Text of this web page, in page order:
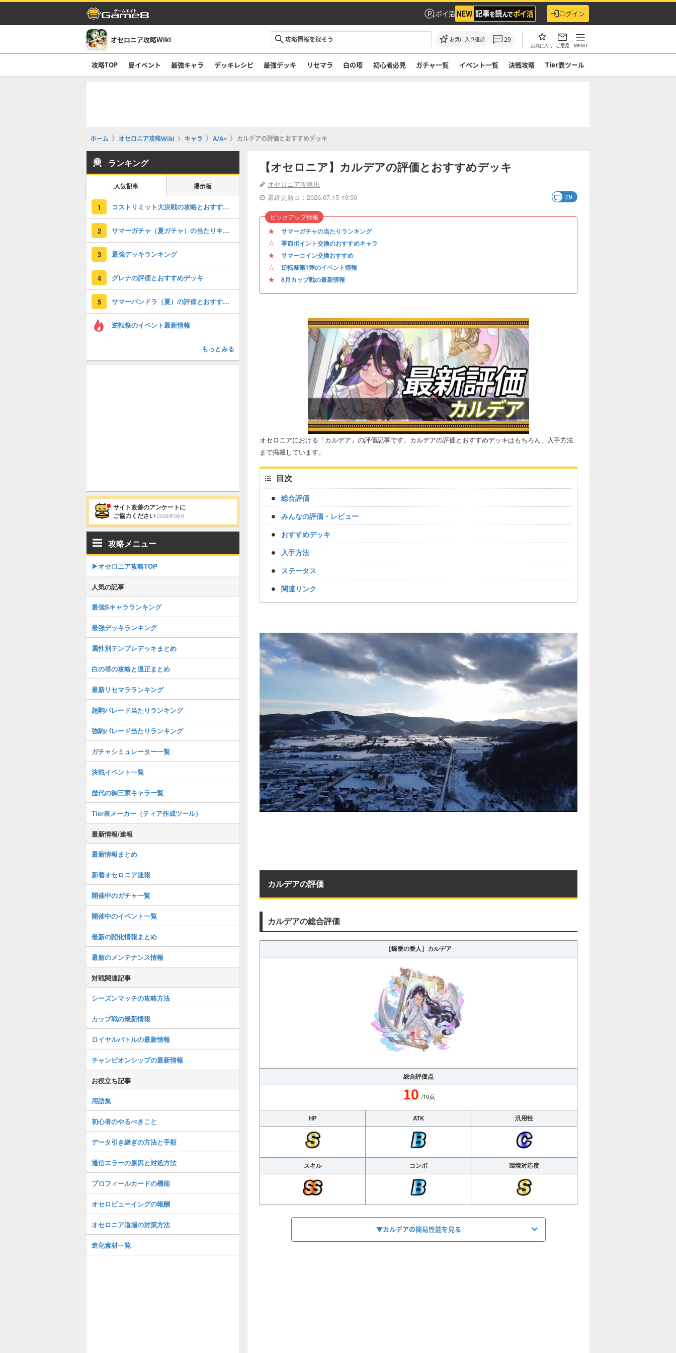
ポイ活 ログイン
オセロニア攻略Wiki お気に入り追加 29
お気に入り ご意見 MENU
攻略TOP 夏イベント 最強キャラ デッキレシピ 最強デッキ リセマラ 白の塔 初心者必見 ガチャ一覧 イベント一覧 決戦攻略 Tier表ツール
ホーム オセロニア攻略Wiki キャラ A/A+ カルデアの評価とおすすめデッキ
【オセロニア】カルデアの評価とおすすめデッキ
オセロニア攻略班
最終更新日：2026.07.15 19:50
29
★ サマーガチャの当たりランキング
☆ 季節ポイント交換のおすすめキャラ
★ サマーコイン交換おすすめ
☆ 逆転祭第1弾のイベント情報
★ 8月カップ戦の最新情報
ピックアップ情報
オセロニアにおける「カルデア」の評価記事です。カルデアの評価とおすすめデッキはもちろん、入手方法
まで掲載しています。
目次
総合評価
みんなの評価・レビュー
おすすめデッキ
入手方法
ステータス
関連リンク
カルデアの評価
カルデアの総合評価
［蝶番の番人］カルデア
総合評価点
/10点
HP ATK 汎用性
スキル コンボ 環境対応度
▼カルデアの簡易性能を見る
ランキング
人気記事 掲示板
1 コストリミット大決戦の攻略とおすすめデッキ
2 サマーガチャ（夏ガチャ）の当たりキャラとイベント情報
3 最強デッキランキング
4 グレナの評価とおすすめデッキ
5 サマーパンドラ（夏）の評価とおすすめデッキ
逆転祭のイベント最新情報
もっとみる
サイト改善のアンケートに
ご協力ください 2026年08月
攻略メニュー
▶︎オセロニア攻略TOP
人気の記事
最強Sキャラランキング
最強デッキランキング
属性別テンプレデッキまとめ
白の塔の攻略と適正まとめ
最新リセマラランキング
超駒パレード当たりランキング
強駒パレード当たりランキング
ガチャシミュレーター一覧
決戦イベント一覧
歴代の御三家キャラ一覧
Tier表メーカー（ティア作成ツール）
最新情報/速報
最新情報まとめ
新着オセロニア速報
開催中のガチャ一覧
開催中のイベント一覧
最新の闘化情報まとめ
最新のメンテナンス情報
対戦関連記事
シーズンマッチの攻略方法
カップ戦の最新情報
ロイヤルバトルの最新情報
チャンピオンシップの最新情報
お役立ち記事
用語集
初心者のやるべきこと
データ引き継ぎの方法と手順
通信エラーの原因と対処方法
プロフィールカードの機能
オセロビューイングの報酬
オセロニア道場の対策方法
進化素材一覧